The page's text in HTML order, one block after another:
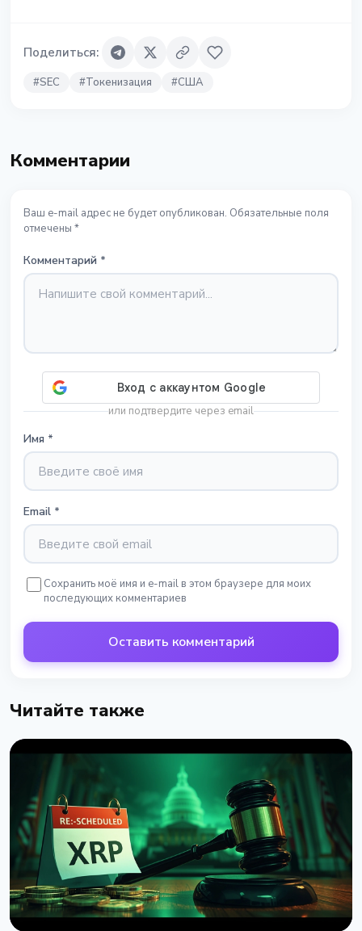
Поделиться:
#SEC #Токенизация #США
Комментарии
Ваш e-mail адрес не будет опубликован. Обязательные поля
отмечены *
Комментарий *
или подтвердите через email
Имя *
Email *
Сохранить моё имя и e-mail в этом браузере для моих
последующих комментариев
Оставить комментарий
Читайте также